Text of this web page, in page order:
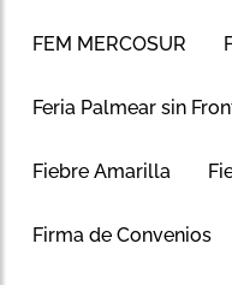
FEM MERCOSUR
Feria Palmear sin
Fiebre Amarilla
Firma de Convenios